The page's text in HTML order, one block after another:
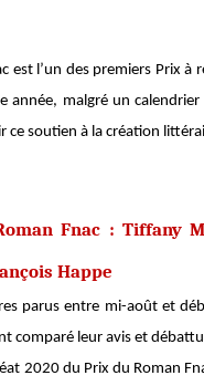
est l’un des premiers Prix
année, malgré un
ce soutien à la création
Fnac : Tiffany
Happe
parus entre mi-août et
comparé leur avis et
2020 du Prix du Roman